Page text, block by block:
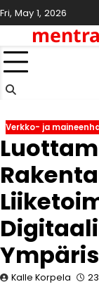
Skip
to
content
Fri, May 1, 2026
Verkko- ja
Kalle Korpela